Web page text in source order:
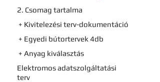
2. Csomag tartalma
+ Kivitelezési terv-dokumentáció
+ Egyedi bútortervek 4db
+ Anyag kiválasztás
Elektromosadatszolgáltatási
terv